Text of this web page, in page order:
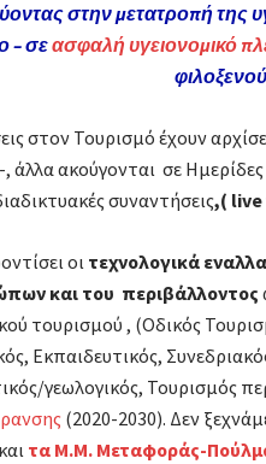
στην μετατροπή της
– σεασφαλή υγειονομικό
στον Τουρισμό έχουν
-, άλλα ακούγονται σε
συναντήσεις,(
οι τεχνολογικά
και του περιβάλλοντος
τουρισμού , (Οδικός
Εκπαιδευτικός,
γεωλογικός, Τουρισμός
(2020-2030). Δεν
τα Μ.Μ. Μεταφοράς-